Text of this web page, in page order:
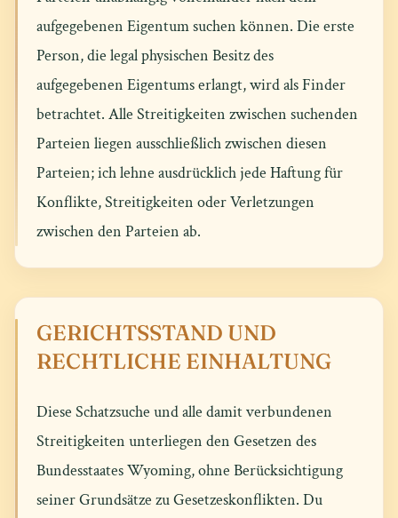
aufgegebenen Eigentum suchen können. Die erste
Person, die legal physischen Besitz des
aufgegebenen Eigentums erlangt, wird als Finder
betrachtet. Alle Streitigkeiten zwischen suchenden
Parteien liegen ausschließlich zwischen diesen
Parteien; ich lehne ausdrücklich jede Haftung für
Konflikte, Streitigkeiten oder Verletzungen
zwischen den Parteien ab.
GERICHTSSTAND UND
RECHTLICHE EINHALTUNG
Diese Schatzsuche und alle damit verbundenen
Streitigkeiten unterliegen den Gesetzen des
Bundesstaates Wyoming, ohne Berücksichtigung
seiner Grundsätze zu Gesetzeskonflikten. Du